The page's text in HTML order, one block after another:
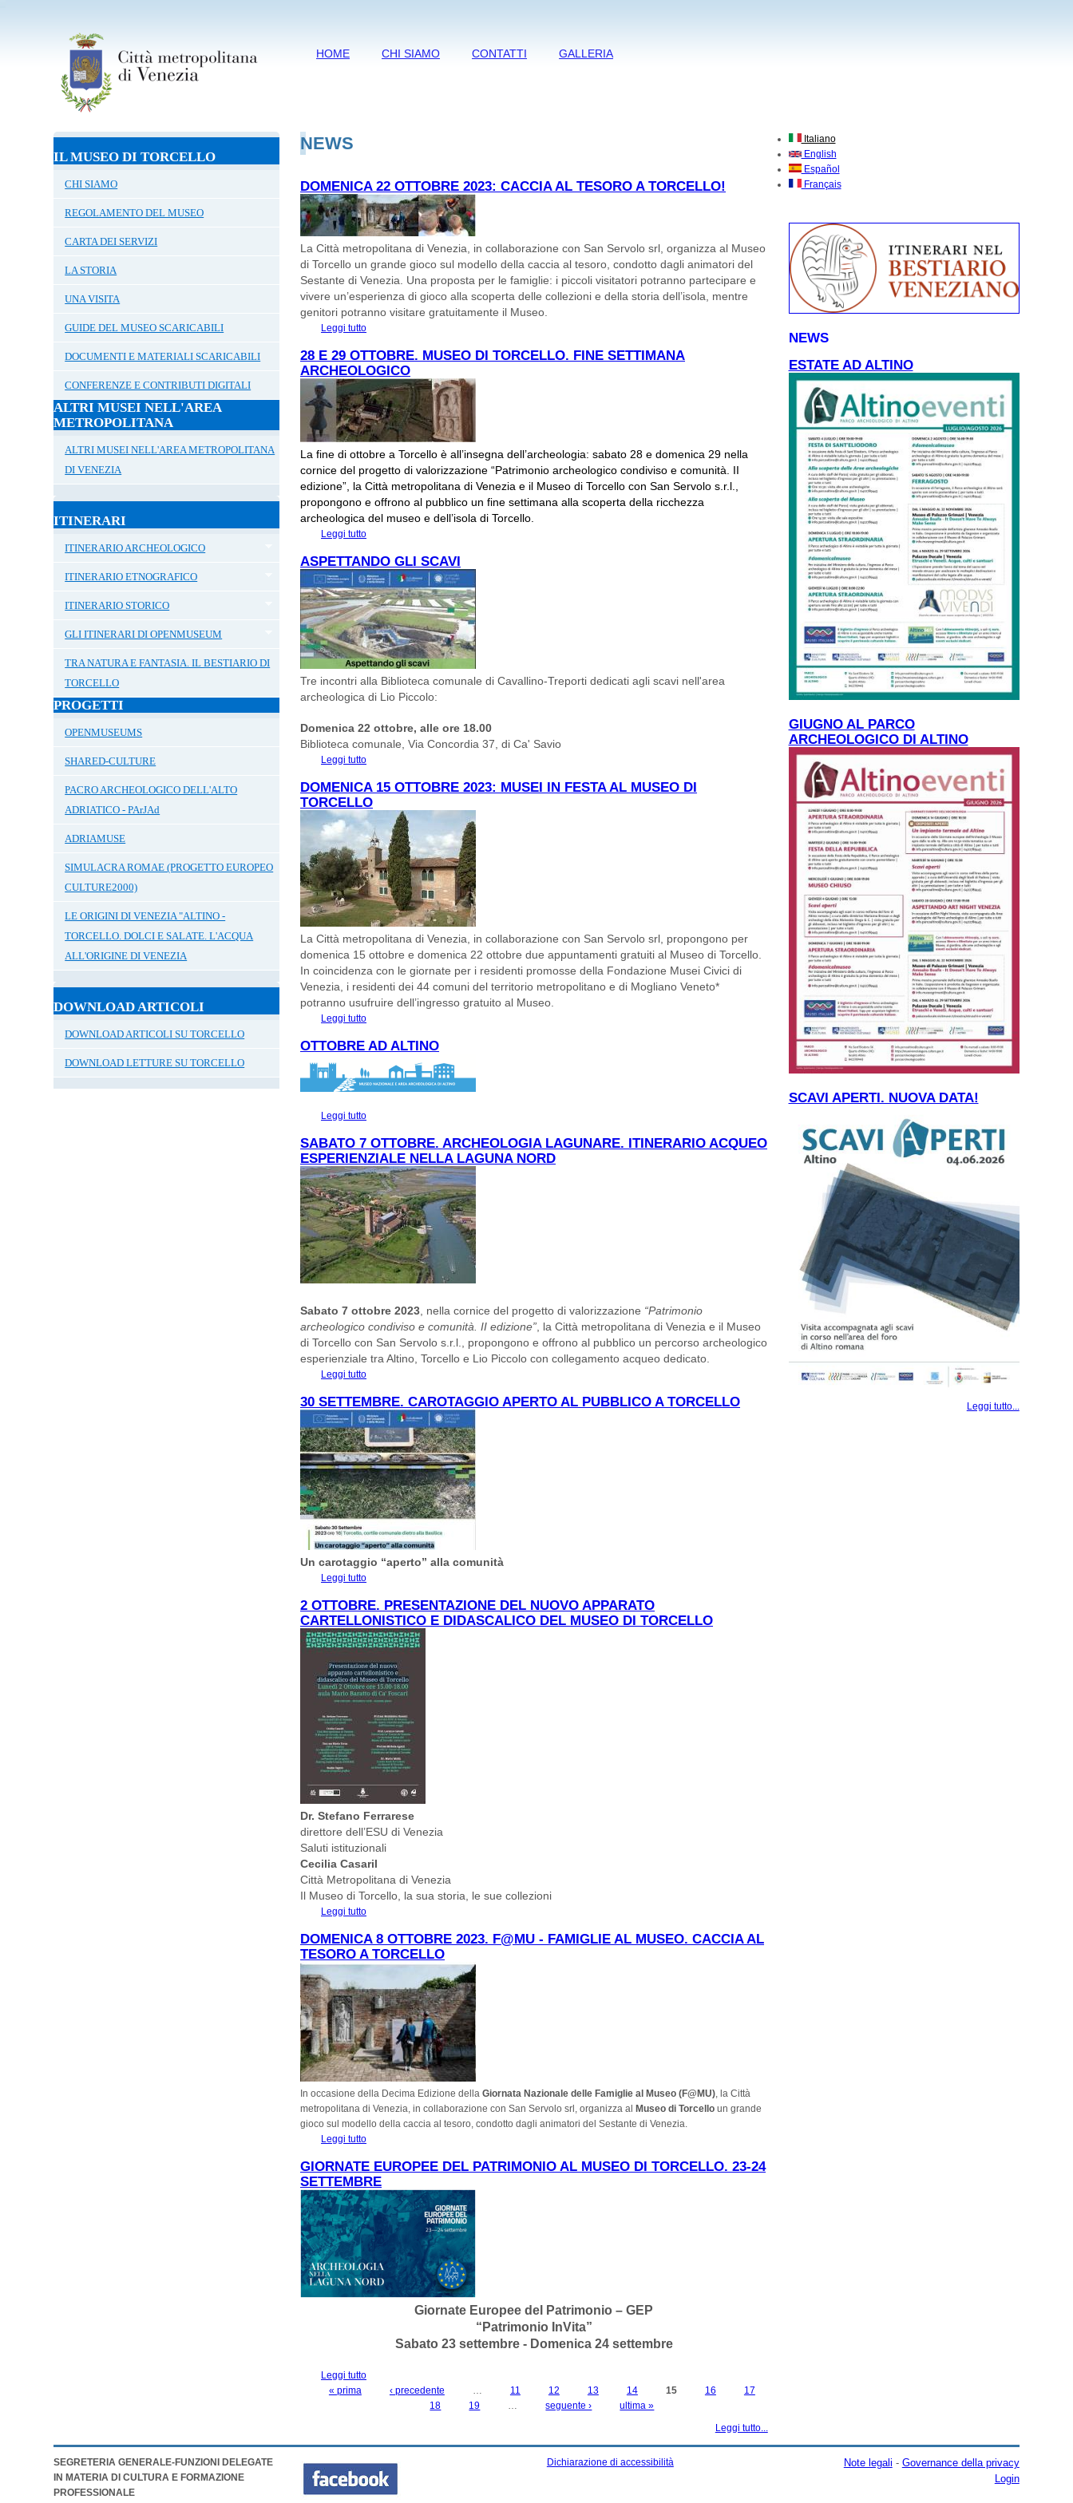
HOME CHI SIAMO CONTATTI GALLERIA
IL MUSEO DI TORCELLO
CHI SIAMO
REGOLAMENTO DEL MUSEO
CARTA DEI SERVIZI
LA STORIA
UNA VISITA
GUIDE DEL MUSEO SCARICABILI
DOCUMENTI E MATERIALI SCARICABILI
CONFERENZE E CONTRIBUTI DIGITALI
ALTRI MUSEI NELL'AREA
METROPOLITANA
ALTRI MUSEI NELL'AREA METROPOLITANA
DI VENEZIA
ITINERARI
ITINERARIO ARCHEOLOGICO
ITINERARIO ETNOGRAFICO
ITINERARIO STORICO
GLI ITINERARI DI OPENMUSEUM
TRA NATURA E FANTASIA. IL BESTIARIO DI
TORCELLO
PROGETTI
OPENMUSEUMS
SHARED-CULTURE
PACRO ARCHEOLOGICO DELL'ALTO
ADRIATICO - PArJAd
ADRIAMUSE
SIMULACRA ROMAE (PROGETTO EUROPEO
CULTURE2000)
LE ORIGINI DI VENEZIA "ALTINO -
TORCELLO. DOLCI E SALATE. L'ACQUA
ALL'ORIGINE DI VENEZIA
DOWNLOAD ARTICOLI
DOWNLOAD ARTICOLI SU TORCELLO
DOWNLOAD LETTURE SU TORCELLO
NEWS
DOMENICA 22 OTTOBRE 2023: CACCIA AL TESORO A TORCELLO!
La Città metropolitana di Venezia, in collaborazione con San Servolo srl, organizza al Museo
di Torcello un grande gioco sul modello della caccia al tesoro, condotto dagli animatori del
Sestante di Venezia. Una proposta per le famiglie: i piccoli visitatori potranno partecipare e
vivere un’esperienza di gioco alla scoperta delle collezioni e della storia dell’isola, mentre
genitori potranno visitare gratuitamente il Museo.
Leggi tutto
28 E 29 OTTOBRE. MUSEO DI TORCELLO. FINE SETTIMANA
ARCHEOLOGICO
La fine di ottobre a Torcello è all’insegna dell’archeologia: sabato 28 e domenica 29 nella
cornice del progetto di valorizzazione “Patrimonio archeologico condiviso e comunità. II
edizione”, la Città metropolitana di Venezia e il Museo di Torcello con San Servolo s.r.l.,
propongono e offrono al pubblico un fine settimana alla scoperta della ricchezza
archeologica del museo e dell’isola di Torcello.
Leggi tutto
ASPETTANDO GLI SCAVI
Tre incontri alla Biblioteca comunale di Cavallino-Treporti dedicati agli scavi nell'area
archeologica di Lio Piccolo:
Domenica 22 ottobre, alle ore 18.00
Biblioteca comunale, Via Concordia 37, di Ca' Savio
Leggi tutto
DOMENICA 15 OTTOBRE 2023: MUSEI IN FESTA AL MUSEO DI
TORCELLO
La Città metropolitana di Venezia, in collaborazione con San Servolo srl, propongono per
domenica 15 ottobre e domenica 22 ottobre due appuntamenti gratuiti al Museo di Torcello.
In coincidenza con le giornate per i residenti promosse della Fondazione Musei Civici di
Venezia, i residenti dei 44 comuni del territorio metropolitano e di Mogliano Veneto*
potranno usufruire dell’ingresso gratuito al Museo.
Leggi tutto
OTTOBRE AD ALTINO
Leggi tutto
SABATO 7 OTTOBRE. ARCHEOLOGIA LAGUNARE. ITINERARIO ACQUEO
ESPERIENZIALE NELLA LAGUNA NORD
Sabato 7 ottobre 2023 , nella cornice del progetto di valorizzazione “Patrimonio
archeologico condiviso e comunità. II edizione” , la Città metropolitana di Venezia e il Museo
di Torcello con San Servolo s.r.l., propongono e offrono al pubblico un percorso archeologico
esperienziale tra Altino, Torcello e Lio Piccolo con collegamento acqueo dedicato.
Leggi tutto
30 SETTEMBRE. CAROTAGGIO APERTO AL PUBBLICO A TORCELLO
Un carotaggio “aperto” alla comunità
Leggi tutto
2 OTTOBRE. PRESENTAZIONE DEL NUOVO APPARATO
CARTELLONISTICO E DIDASCALICO DEL MUSEO DI TORCELLO
Dr. Stefano Ferrarese
direttore dell’ESU di Venezia
Saluti istituzionali
Cecilia Casaril
Città Metropolitana di Venezia
Il Museo di Torcello, la sua storia, le sue collezioni
Leggi tutto
DOMENICA 8 OTTOBRE 2023. F@MU - FAMIGLIE AL MUSEO. CACCIA AL
TESORO A TORCELLO
In occasione della Decima Edizione dellaGiornata Nazionale delle Famiglie al Museo (F@MU), la Città
metropolitana di Venezia, in collaborazione con San Servolo srl, organizza al Museo di Torcello un grande
gioco sul modello della caccia al tesoro, condotto dagli animatori del Sestante di Venezia.
Leggi tutto
GIORNATE EUROPEE DEL PATRIMONIO AL MUSEO DI TORCELLO. 23-24
SETTEMBRE
Giornate Europee del Patrimonio – GEP
“Patrimonio InVita”
Sabato 23 settembre - Domenica 24 settembre
Leggi tutto
SETTEMBRE
« prima ‹ precedente … 11 12 13 14 15 16
17
18
19 … seguente ›
ultima »
Leggi tutto...
Italiano
English
Español
Français
NEWS
ESTATE AD ALTINO
GIUGNO AL PARCO
ARCHEOLOGICO DI ALTINO
SCAVI APERTI. NUOVA DATA!
Leggi tutto...
SEGRETERIA GENERALE-FUNZIONI DELEGATE
IN MATERIA DI CULTURA E FORMAZIONE
PROFESSIONALE
Dichiarazione di accessibilità Note legali - Governance della privacy
Login